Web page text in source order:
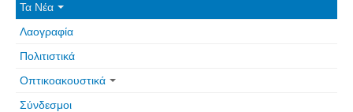
Τα Νέα
Λαογραφία
Πολιτιστικά
Οπτικοακουστικά
Σύνδεσμοι